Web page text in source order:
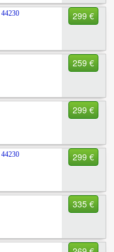
299 €
44230
259 €
299 €
299 €
44230
335 €